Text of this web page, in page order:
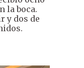
la boca.
y dos de